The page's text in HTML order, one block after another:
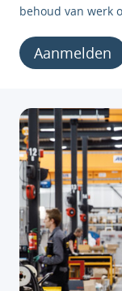
behoud van werk
Aanmelden